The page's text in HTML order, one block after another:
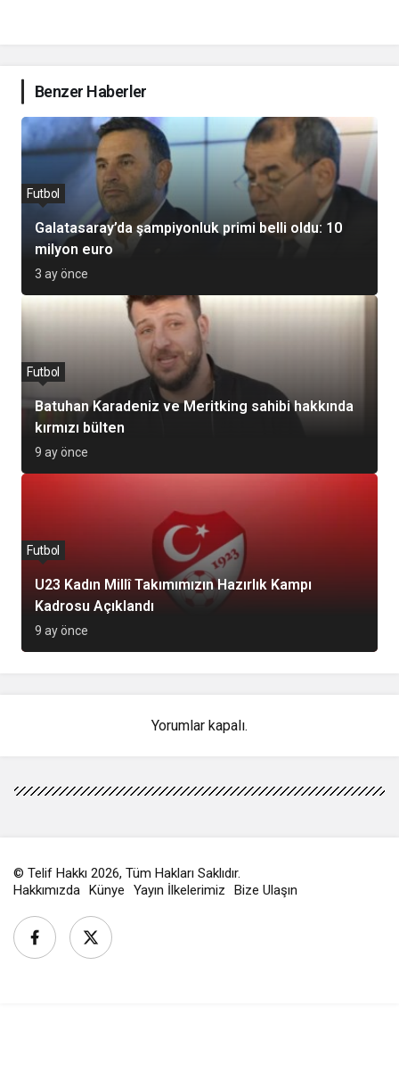
Benzer Haberler
Galatasaray’da şampiyonluk primi belli oldu: 10
milyon euro
Futbol
3 ay önce
Batuhan Karadeniz ve Meritking sahibi hakkında
kırmızı bülten
Futbol
9 ay önce
U23 Kadın Millî Takımımızın Hazırlık Kampı
Kadrosu Açıklandı
Futbol
9 ay önce
Yorumlar kapalı.
© Telif Hakkı 2026, Tüm Hakları Saklıdır.
Hakkımızda Künye Yayın İlkelerimiz Bize Ulaşın